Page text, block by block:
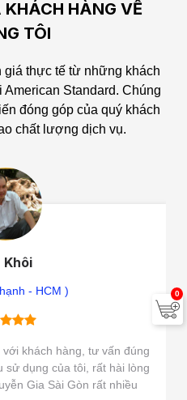
HÀNG VỀ
TÔI
giá thực tế từ những khách
American Standard. Chúng
đóng góp của quý khách
chất lượng dịch vụ.
Khôi
- HCM )
khách hàng, tư vấn đúng
sử dụng của tôi, rất hài lòng
Gia Sài Gòn rất nhiều
0